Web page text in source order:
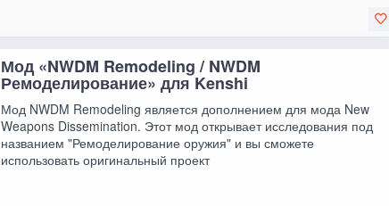
Мод «NWDM Remodeling / NWDM
Ремоделирование» для Kenshi
Мод NWDM Remodeling является дополнением для мода New
Weapons Dissemination. Этот мод открывает исследования под
названием "Ремоделирование оружия" и вы сможете
использовать оригинальный проект